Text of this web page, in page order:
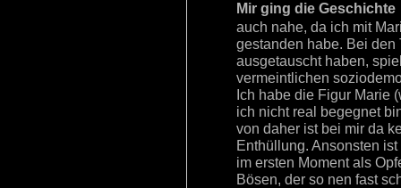
Mir ging die Geschichte
auch nahe, da ich mit
gestanden habe. Bei
ausgetauscht haben,
vermeintlichen
Ich habe die Figur Marie
ich nicht real begegnet
von daher ist bei mir da
Enthüllung. Ansonsten
im ersten Moment als
Bösen, der so nen fast